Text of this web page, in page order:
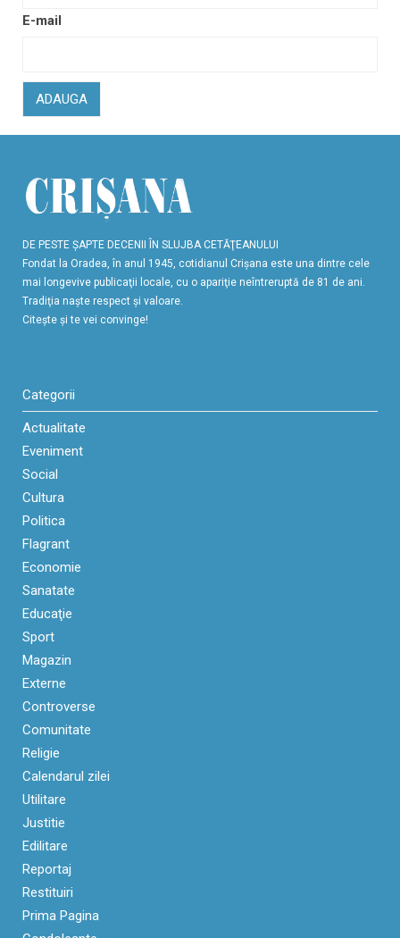
E-mail
ADAUGA
DE PESTE ŞAPTE DECENII ÎN SLUJBA CETĂŢEANULUI
Fondat la Oradea, în anul 1945, cotidianul Crişana este una dintre cele
mai longevive publicaţii locale, cu o apariţie neîntreruptă de 81 de ani.
Tradiţia naşte respect şi valoare.
Citeşte şi te vei convinge!
Categorii
Actualitate
Eveniment
Social
Cultura
Politica
Flagrant
Economie
Sanatate
Educaţie
Sport
Magazin
Externe
Controverse
Comunitate
Religie
Calendarul zilei
Utilitare
Justitie
Edilitare
Reportaj
Restituiri
Prima Pagina